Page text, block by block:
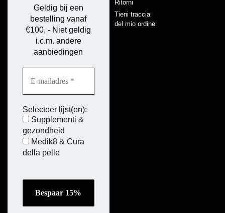
Geldig bij een
bestelling vanaf
€100, - Niet geldig
i.c.m. andere
aanbiedingen
Selecteer lijst(en):
Supplementi &
gezondheid
Medik8 & Cura
della pelle
Ritorni
Tieni traccia
del mio ordine